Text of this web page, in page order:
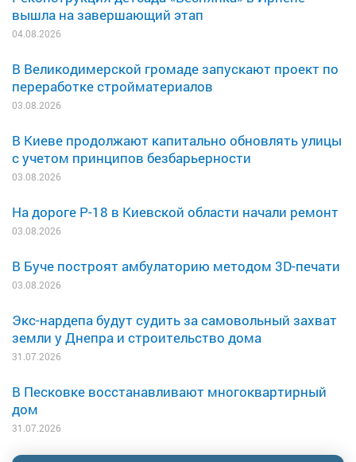
вышла на завершающий этап
04.08.2026
В Великодимерской громаде запускают проект по
переработке стройматериалов
03.08.2026
В Киеве продолжают капитально обновлять улицы
с учетом принципов безбарьерности
03.08.2026
На дороге Р-18 в Киевской области начали ремонт
03.08.2026
В Буче построят амбулаторию методом 3D-печати
03.08.2026
Экс-нардепа будут судить за самовольный захват
земли у Днепра и строительство дома
31.07.2026
В Песковке восстанавливают многоквартирный
дом
31.07.2026